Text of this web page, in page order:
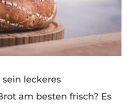
leckeres
am besten frisch? Es